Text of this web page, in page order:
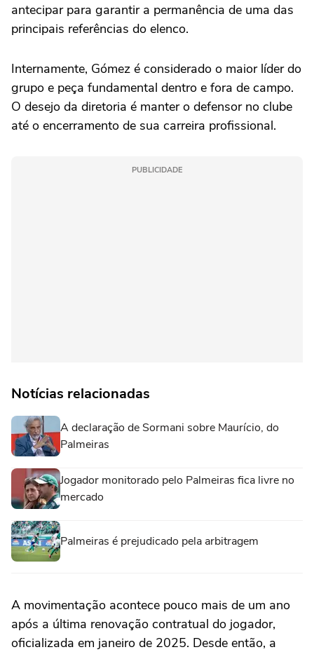
antecipar para garantir a permanência de uma das
principais referências do elenco.
Internamente, Gómez é considerado o maior líder do
grupo e peça fundamental dentro e fora de campo.
O desejo da diretoria é manter o defensor no clube
até o encerramento de sua carreira profissional.
PUBLICIDADE
Notícias relacionadas
A declaração de Sormani sobre Maurício, do
Palmeiras
Jogador monitorado pelo Palmeiras fica livre no
mercado
Palmeiras é prejudicado pela arbitragem
A movimentação acontece pouco mais de um ano
após a última renovação contratual do jogador,
oficializada em janeiro de 2025. Desde então, a